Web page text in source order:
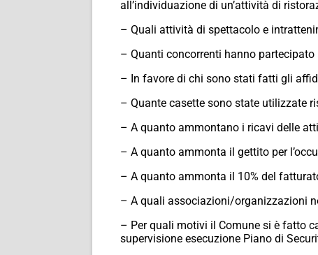
all’individuazione di un’attività di
– Quali attività di spettacolo e
– Quanti concorrenti hanno
– In favore di chi sono stati fatti gli
– Quante casette sono state utilizzate
– A quanto ammontano i ricavi delle
– A quanto ammonta il gettito per
– A quanto ammonta il 10% del
– A quali associazioni/organizzazioni
– Per quali motivi il Comune si è fatto
supervisione esecuzione Piano di